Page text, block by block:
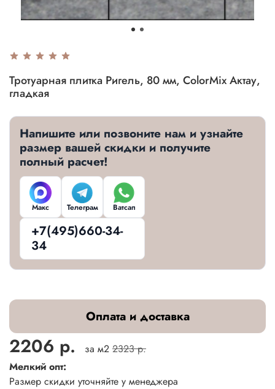
Тротуарная плитка Ригель, 80 мм, ColorMix Актау,
гладкая
Напишите или позвоните нам и узнайте
размер вашей скидки и получите
полный расчет!
Макс Телеграм Ватсап
+7(495)660-34-
34
Оплата и доставка
2206 р. за м2 2323 р.
Мелкий опт:
Размер скидки уточняйте у менеджера